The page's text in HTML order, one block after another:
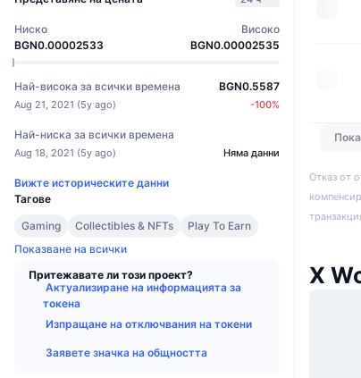
Ниско
BGN0.00002533
Високо
BGN0.00002535
Най-висока за всички времена
Aug 21, 2021 (5y ago)
BGN0.5587
-100%
Най-ниска за всички времена
Aug 18, 2021 (5y ago) Няма данни
Вижте историческите данни
Тагове
Gaming
Collectibles & NFTs
Play To Earn
Показване на всички
Притежавате ли този проект?
Актуализиране на информацията за
токена
Изпращане на отключвания на токени
Заявете значка на общността
Отказ от
X